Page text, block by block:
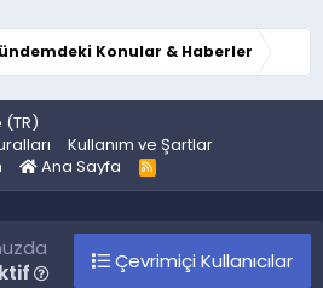
Konular & Haberler
(TR)
Kullanım ve Şartlar
Ana Sayfa
R
S
Çevrimiçi Kullanıcılar